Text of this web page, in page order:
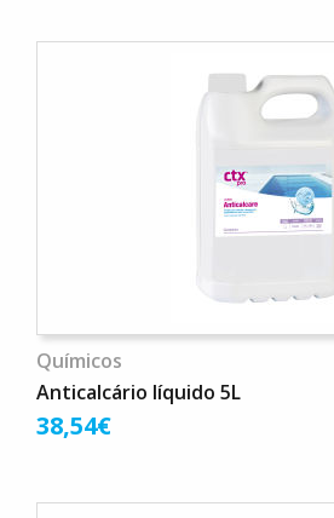
Químicos
Anticalcário líquido 5L
38,54€